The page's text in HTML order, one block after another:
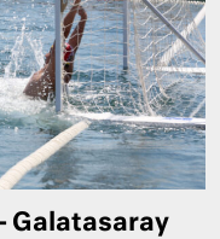
Galatasaray